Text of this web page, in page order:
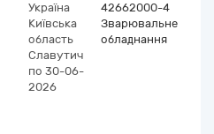
Україна
Київська
область
Славутич
по 30-06-
2026
42662000-4
Зварювальне
обладнання